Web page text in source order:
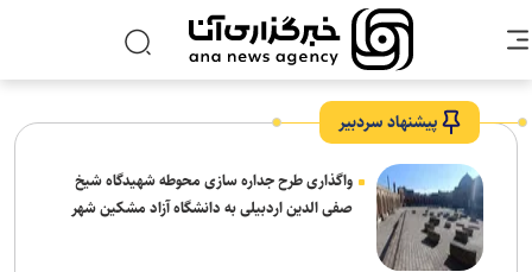
پیشنهاد سردبیر
واگذاری طرح جداره سازی محوطه شهیدگاه شیخ
صفی الدین اردبیلی به دانشگاه آزاد مشکین شهر